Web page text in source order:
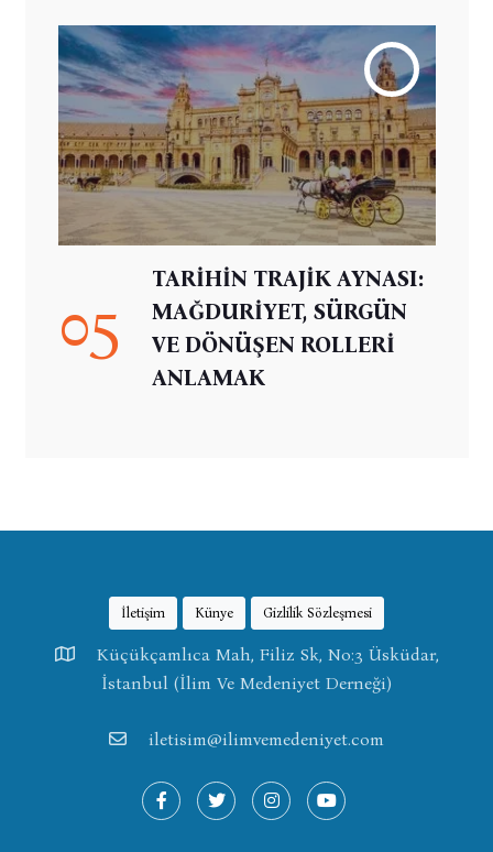
05
TARİHİN TRAJİK AYNASI:
MAĞDURİYET, SÜRGÜN
VE DÖNÜŞEN ROLLERİ
ANLAMAK
İletişim Künye Gizlilik Sözleşmesi
Küçükçamlıca Mah, Filiz Sk, No:3 Üsküdar,
İstanbul (İlim Ve Medeniyet Derneği)
iletisim@ilimvemedeniyet.com